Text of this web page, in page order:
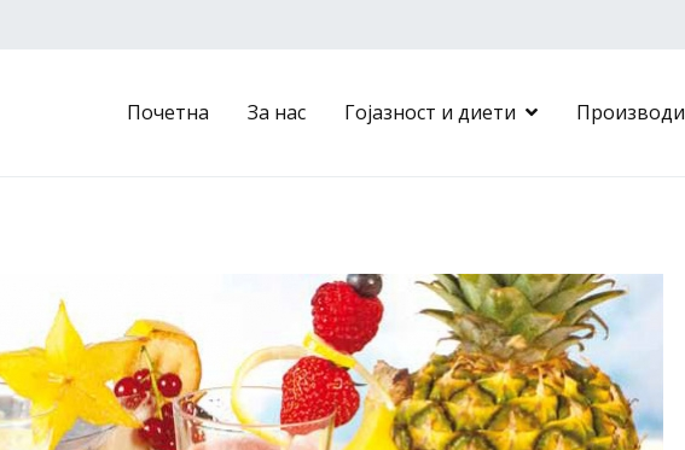
Почетна За нас Гојазност и диети Производи